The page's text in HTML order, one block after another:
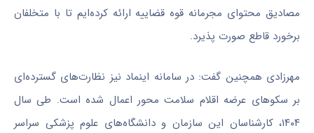
مصادیق محتوای مجرمانه قوه قضاییه ارائه کرده‌ایم تا با متخلفان
برخورد قاطع صورت پذیرد.
مهرزادی همچنین گفت: در سامانه اینماد نیز نظارت‌های گسترده‌ای
بر سکوهای عرضه اقلام سلامت محور اعمال شده است. طی سال
۱۴۰۴، کارشناسان این سازمان و دانشگاه‌های علوم پزشکی سراسر